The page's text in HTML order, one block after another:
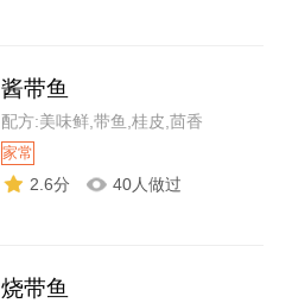
酱带鱼
配方:美味鲜,带鱼,桂皮,茴香
家常
2.6分 40人做过
烧带鱼